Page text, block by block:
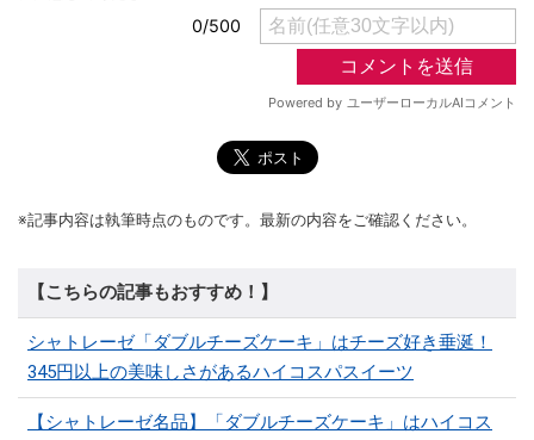
※記事内容は執筆時点のものです。最新の内容をご確認ください。
【こちらの記事もおすすめ！】
シャトレーゼ「ダブルチーズケーキ」はチーズ好き垂涎！
345円以上の美味しさがあるハイコスパスイーツ
【シャトレーゼ名品】「ダブルチーズケーキ」はハイコス